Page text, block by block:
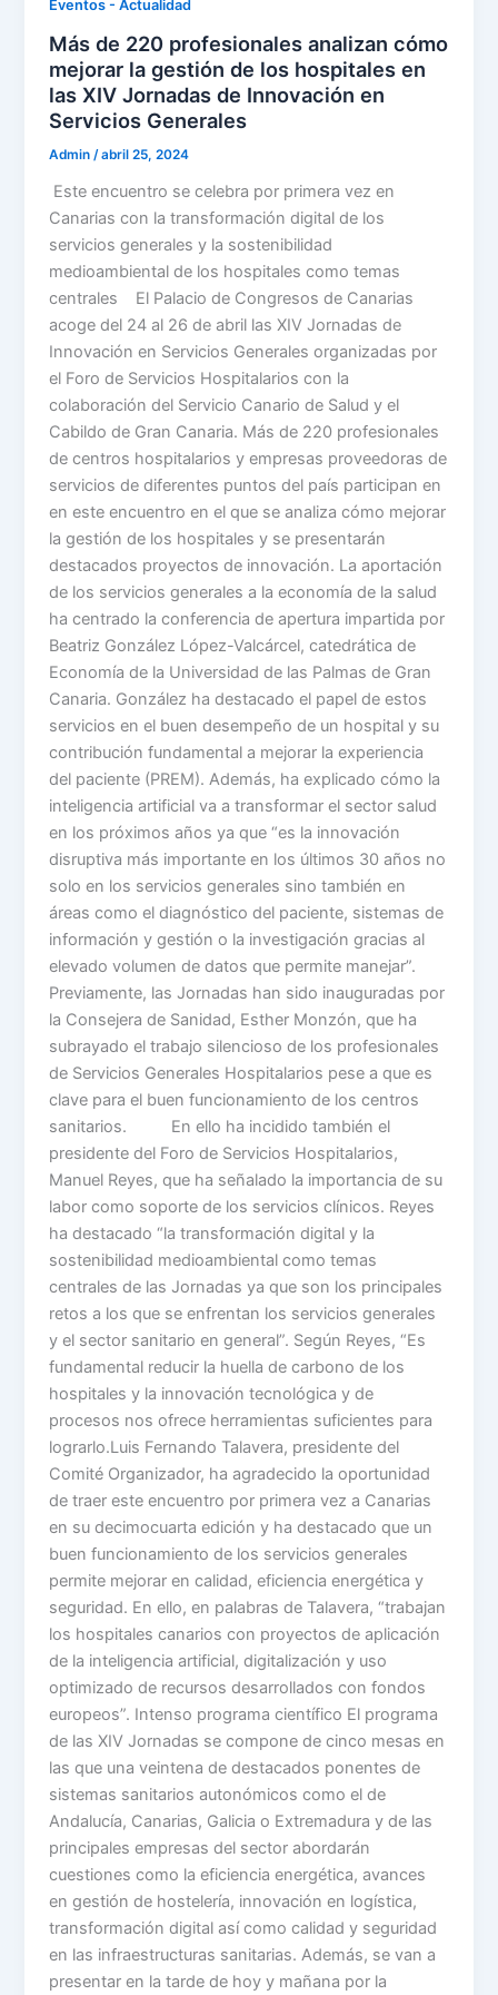
Eventos - Actualidad
Más de 220 profesionales analizan cómo
mejorar la gestión de los hospitales en
las XIV Jornadas de Innovación en
Servicios Generales
Admin /abril 25, 2024
Este encuentro se celebra por primera vez en
Canarias con la transformación digital de los
servicios generales y la sostenibilidad
medioambiental de los hospitales como temas
centrales El Palacio de Congresos de Canarias
acoge del 24 al 26 de abril las XIV Jornadas de
Innovación en Servicios Generales organizadas por
el Foro de Servicios Hospitalarios con la
colaboración del Servicio Canario de Salud y el
Cabildo de Gran Canaria. Más de 220 profesionales
de centros hospitalarios y empresas proveedoras de
servicios de diferentes puntos del país participan en
en este encuentro en el que se analiza cómo mejorar
la gestión de los hospitales y se presentarán
destacados proyectos de innovación. La aportación
de los servicios generales a la economía de la salud
ha centrado la conferencia de apertura impartida por
Beatriz González López-Valcárcel, catedrática de
Economía de la Universidad de las Palmas de Gran
Canaria. González ha destacado el papel de estos
servicios en el buen desempeño de un hospital y su
contribución fundamental a mejorar la experiencia
del paciente (PREM). Además, ha explicado cómo la
inteligencia artificial va a transformar el sector salud
en los próximos años ya que “es la innovación
disruptiva más importante en los últimos 30 años no
solo en los servicios generales sino también en
áreas como el diagnóstico del paciente, sistemas de
información y gestión o la investigación gracias al
elevado volumen de datos que permite manejar”.
Previamente, las Jornadas han sido inauguradas por
la Consejera de Sanidad, Esther Monzón, que ha
subrayado el trabajo silencioso de los profesionales
de Servicios Generales Hospitalarios pese a que es
clave para el buen funcionamiento de los centros
sanitarios. En ello ha incidido también el
presidente del Foro de Servicios Hospitalarios,
Manuel Reyes, que ha señalado la importancia de su
labor como soporte de los servicios clínicos. Reyes
ha destacado “la transformación digital y la
sostenibilidad medioambiental como temas
centrales de las Jornadas ya que son los principales
retos a los que se enfrentan los servicios generales
y el sector sanitario en general”. Según Reyes, “Es
fundamental reducir la huella de carbono de los
hospitales y la innovación tecnológica y de
procesos nos ofrece herramientas suficientes para
lograrlo.Luis Fernando Talavera, presidente del
Comité Organizador, ha agradecido la oportunidad
de traer este encuentro por primera vez a Canarias
en su decimocuarta edición y ha destacado que un
buen funcionamiento de los servicios generales
permite mejorar en calidad, eficiencia energética y
seguridad. En ello, en palabras de Talavera, “trabajan
los hospitales canarios con proyectos de aplicación
de la inteligencia artificial, digitalización y uso
optimizado de recursos desarrollados con fondos
europeos”. Intenso programa científico El programa
de las XIV Jornadas se compone de cinco mesas en
las que una veintena de destacados ponentes de
sistemas sanitarios autonómicos como el de
Andalucía, Canarias, Galicia o Extremadura y de las
principales empresas del sector abordarán
cuestiones como la eficiencia energética, avances
en gestión de hostelería, innovación en logística,
transformación digital así como calidad y seguridad
en las infraestructuras sanitarias. Además, se van a
presentar en la tarde de hoy y mañana por la